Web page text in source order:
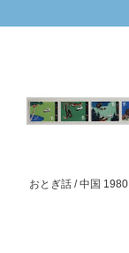
おとぎ話 / 中国 1980